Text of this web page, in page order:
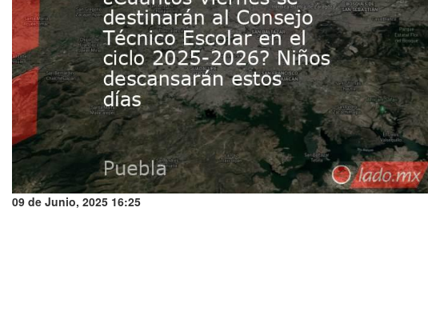
09 de Junio, 2025 16:25